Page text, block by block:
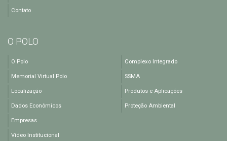
Contato
O POLO
O Polo
Memorial Virtual Polo
Localização
Dados Econômicos
Complexo Integrado
SSMA
Produtos e Aplicações
Proteção Ambiental
Empresas
Vídeo Institucional